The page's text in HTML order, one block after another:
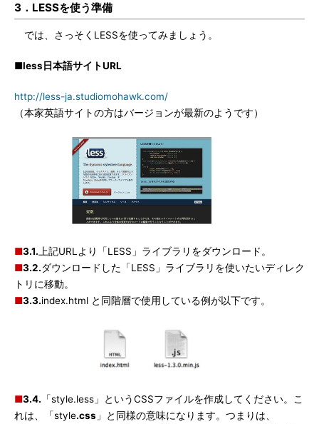
3．LESSを使う準備
では、さっそくLESSを使ってみましょう。
■less日本語サイトURL
http://less-ja.studiomohawk.com/
（本家英語サイトの方はバージョンが最新のようです）
■3.1. 上記URLより「LESS」ライブラリをダウンロード。
■3.2.ダウンロードした「LESS」ライブラリを使いたいディレク
トリに移動。
■3.3.index.html と同階層で使用している例が以下です。
■3.4. 「style.less」というCSSファイルを作成してください。こ
れは、「style.css 」と同様の意味になります。つまりは、